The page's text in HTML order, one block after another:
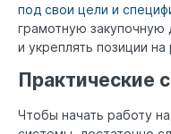
под свои цели и
грамотную закупочную
и укреплять позиции на
Практические
Чтобы начать работу